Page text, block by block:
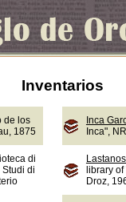
Inventarios
de los
1875
di
di
Inca
Inca",
library
Droz,